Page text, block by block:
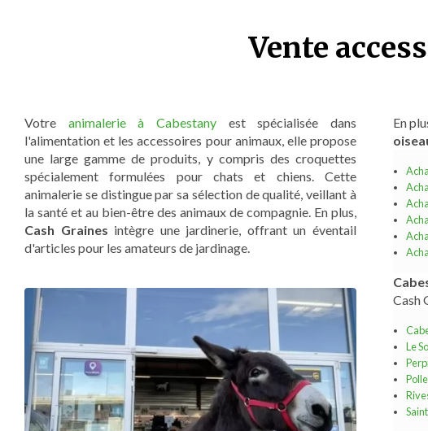
Vente
Votre animalerie à Cabestany est spécialisée dans
l'alimentation et les accessoires pour animaux, elle propose
une large gamme de produits, y compris des croquettes
spécialement formulées pour chats et chiens. Cette
animalerie se distingue par sa sélection de qualité, veillant à
la santé et au bien-être des animaux de compagnie. En plus,
Cash Graines intègre une jardinerie, offrant un éventail
d'articles pour les amateurs de jardinage.
En
Cash
Le